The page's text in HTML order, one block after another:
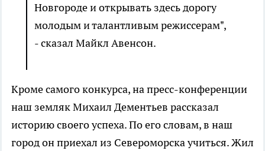
Новгороде и открывать здесь дорогу
молодым и талантливым режиссерам",
- сказал Майкл Авенсон.
Кроме самого конкурса, на пресс-конференции
наш земляк Михаил Дементьев рассказал
историю своего успеха. По его словам, в наш
город он приехал из Североморска учиться. Жил